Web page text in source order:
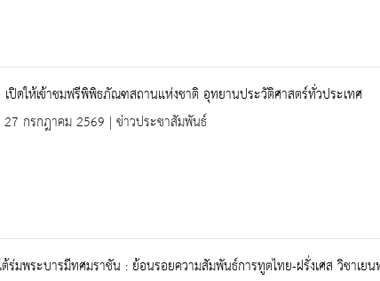
ปิดให้เข้าชมฟรีพิพิธภัณฑสถานแห่งชาติ อุทยานประวัติศาสตร์ทั่วประเทศ
กรกฎาคม 2569 | ข่าวประชาสัมพันธ์
ร่มพระบารมีทศมราชัน : ย้อนรอยความสัมพันธ์การทูตไทย-ฝรั่งเศส วิชาเ